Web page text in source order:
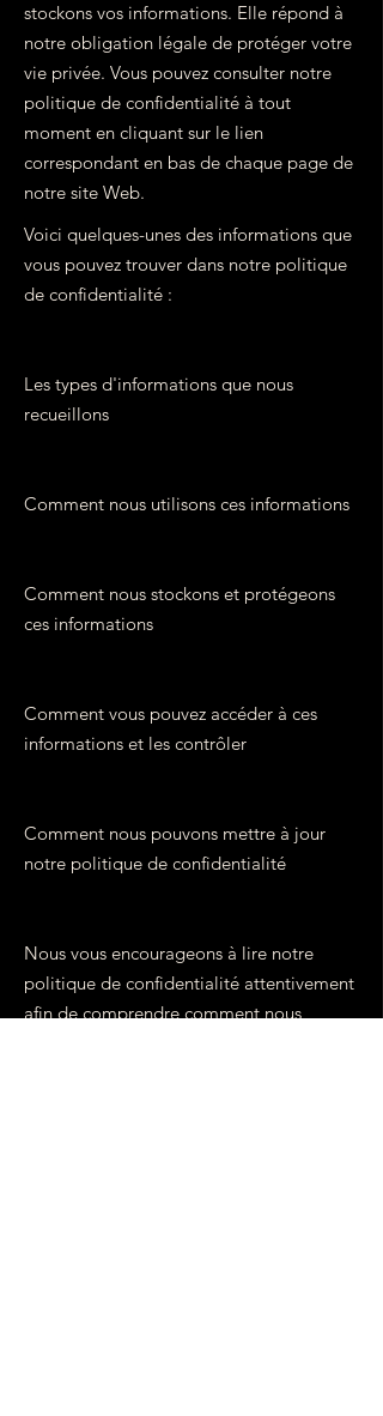
stockons vos informations. Elle répond à
notre obligation légale de protéger votre
vie privée. Vous pouvez consulter notre
politique de confidentialité à tout
moment en cliquant sur le lien
correspondant en bas de chaque page de
notre site Web.
Voici quelques-unes des informations que
vous pouvez trouver dans notre politique
de confidentialité :
Les types d'informations que nous
recueillons
Comment nous utilisons ces informations
Comment nous stockons et protégeons
ces informations
Comment vous pouvez accéder à ces
informations et les contrôler
Comment nous pouvons mettre à jour
notre politique de confidentialité
Nous vous encourageons à lire notre
politique de confidentialité attentivement
afin de comprendre comment nous